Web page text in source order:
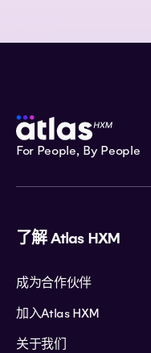
For People, By People
了解 Atlas HXM
成为合作伙伴
加入Atlas HXM
关于我们